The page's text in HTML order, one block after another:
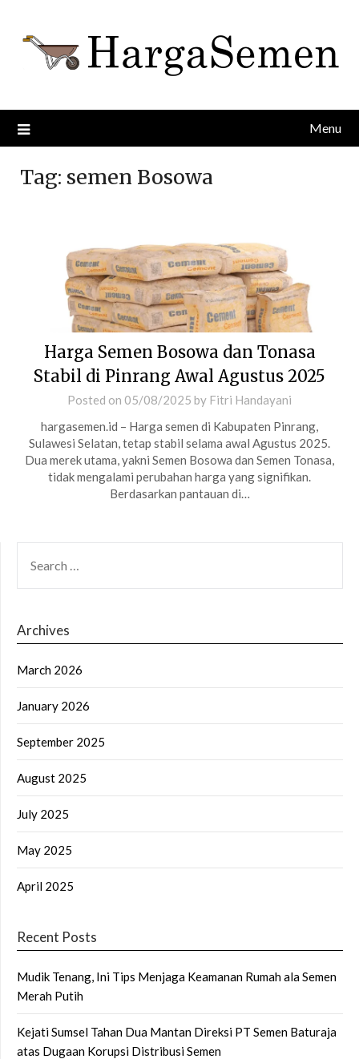
content
Menu
Tag: semen Bosowa
Harga Semen Bosowa dan Tonasa
Stabil di Pinrang Awal Agustus 2025
Posted on 05/08/2025 by Fitri Handayani
hargasemen.id – Harga semen di Kabupaten Pinrang,
Sulawesi Selatan, tetap stabil selama awal Agustus 2025.
Dua merek utama, yakni Semen Bosowa dan Semen Tonasa,
tidak mengalami perubahan harga yang signifikan.
Berdasarkan pantauan di…
FOR:
Archives
March 2026
January 2026
September 2025
August 2025
July 2025
May 2025
April 2025
Recent Posts
Mudik Tenang, Ini Tips Menjaga Keamanan Rumah ala Semen
Merah Putih
Kejati Sumsel Tahan Dua Mantan Direksi PT Semen Baturaja
atas Dugaan Korupsi Distribusi Semen